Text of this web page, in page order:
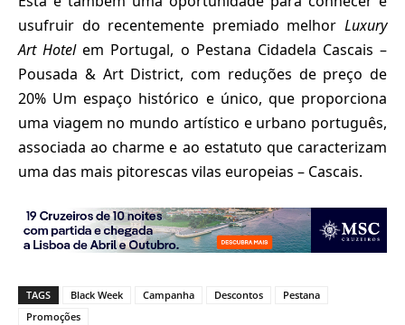
usufruir do recentemente premiado melhor Luxury
Art Hotelem Portugal, o Pestana Cidadela Cascais –
Pousada & Art District, com reduções de preço de
20% Um espaço histórico e único, que proporciona
uma viagem no mundo artístico e urbano português,
associada ao charme e ao estatuto que caracterizam
uma das mais pitorescas vilas europeias – Cascais.
TAGS Black Week Campanha Descontos
Pestana
Promoções